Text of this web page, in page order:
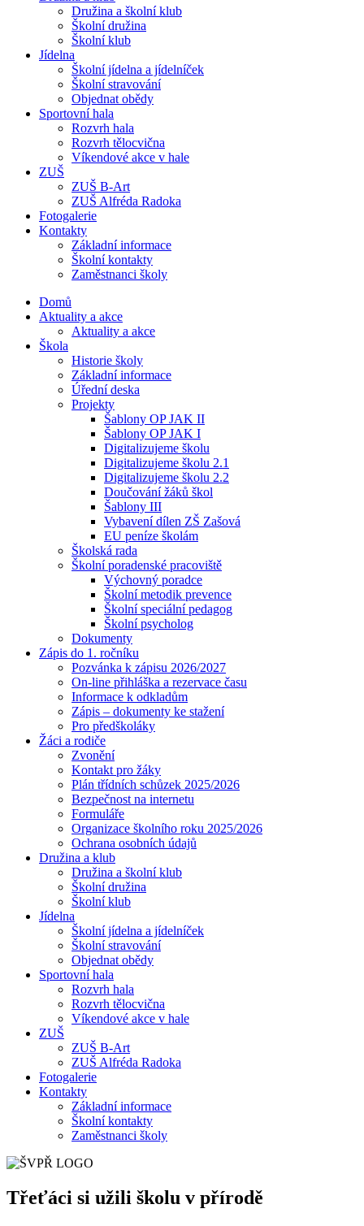
Družina a školní klub
Školní družina
Školní klub
Jídelna
Školní jídelna a jídelníček
Školní stravování
Objednat obědy
Sportovní hala
Rozvrh hala
Rozvrh tělocvična
Víkendové akce v hale
ZUŠ
ZUŠ B-Art
ZUŠ Alfréda Radoka
Fotogalerie
Kontakty
Základní informace
Školní kontakty
Zaměstnanci školy
Domů
Aktuality a akce
Aktuality a akce
Škola
Historie školy
Základní informace
Úřední deska
Projekty
Šablony OP JAK II
Šablony OP JAK I
Digitalizujeme školu
Digitalizujeme školu 2.1
Digitalizujeme školu 2.2
Doučování žáků škol
Šablony III
Vybavení dílen ZŠ Zašová
EU peníze školám
Školská rada
Školní poradenské pracoviště
Výchovný poradce
Školní metodik prevence
Školní speciální pedagog
Školní psycholog
Dokumenty
Zápis do 1. ročníku
Pozvánka k zápisu 2026/2027
On-line přihláška a rezervace času
Informace k odkladům
Zápis – dokumenty ke stažení
Pro předškoláky
Žáci a rodiče
Zvonění
Kontakt pro žáky
Plán třídních schůzek 2025/2026
Bezpečnost na internetu
Formuláře
Organizace školního roku 2025/2026
Ochrana osobních údajů
Družina a klub
Družina a školní klub
Školní družina
Školní klub
Jídelna
Školní jídelna a jídelníček
Školní stravování
Objednat obědy
Sportovní hala
Rozvrh hala
Rozvrh tělocvična
Víkendové akce v hale
ZUŠ
ZUŠ B-Art
ZUŠ Alfréda Radoka
Fotogalerie
Kontakty
Základní informace
Školní kontakty
Zaměstnanci školy
Třeťáci si užili školu v přírodě